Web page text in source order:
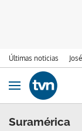
Últimas noticias
Ir al contenido
Obrir navegació
Suramérica